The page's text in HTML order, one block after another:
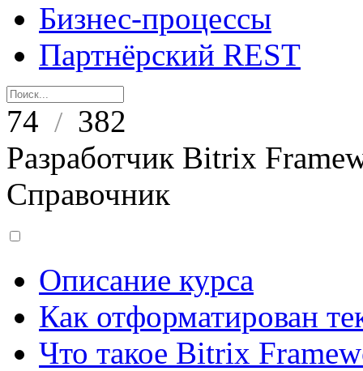
Бизнес-процессы
Партнёрский REST
74 / 382
Разработчик Bitrix
Справочник
Описание курса
Как отформатирован
Что такое Bitrix